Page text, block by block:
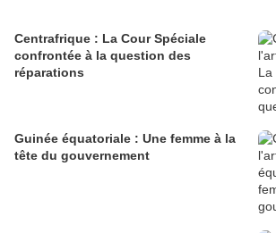
Centrafrique : La Cour Spéciale
confrontée à la question des
réparations
Guinée équatoriale : Une femme à la
tête du gouvernement